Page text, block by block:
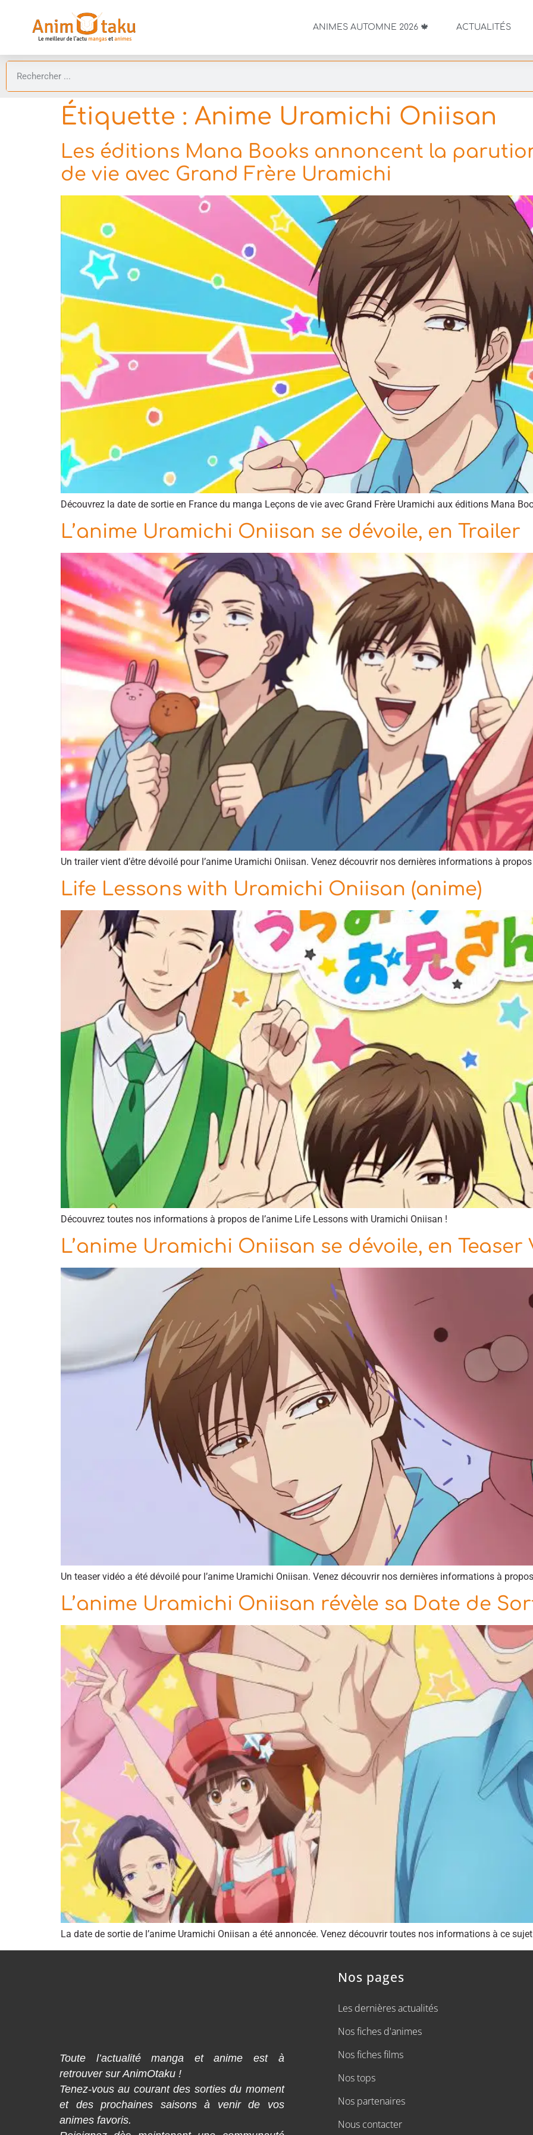
ANIMES AUTOMNE 2026 🍁 ACTUALITÉS
Étiquette : Anime Uramichi Oniisan
Les éditions Mana Books annoncent la
de vie avec Grand Frère Uramichi
Découvrez la date de sortie en France du manga Leçons de vie avec Grand Frère Uramichi aux éditions Mana
L’anime Uramichi Oniisan se dévoile, en Trailer
Un trailer vient d’être dévoilé pour l’anime Uramichi Oniisan. Venez découvrir nos dernières informations à
Life Lessons with Uramichi Oniisan (anime)
Découvrez toutes nos informations à propos de l’anime Life Lessons with Uramichi Oniisan !
L’anime Uramichi Oniisan se dévoile, en Teaser
Un teaser vidéo a été dévoilé pour l’anime Uramichi Oniisan. Venez découvrir nos dernières informations à
L’anime Uramichi Oniisan révèle sa Date de
La date de sortie de l’anime Uramichi Oniisan a été annoncée. Venez découvrir toutes nos informations à ce
Toute l’actualité manga et anime est à
retrouver sur AnimOtaku !
Tenez-vous au courant des sorties du moment
et des prochaines saisons à venir de vos
animes favoris.
Nos pages
Les dernières actualités
Nos fiches d'animes
Nos fiches films
Nos tops
Nos partenaires
Nous contacter